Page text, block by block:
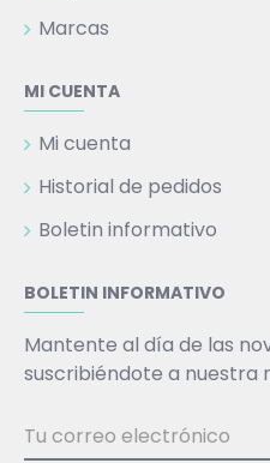
Marcas
MI CUENTA
Mi cuenta
Historial de pedidos
Boletin informativo
BOLETIN INFORMATIVO
Mantente al día de las
suscribiéndote a nuestra